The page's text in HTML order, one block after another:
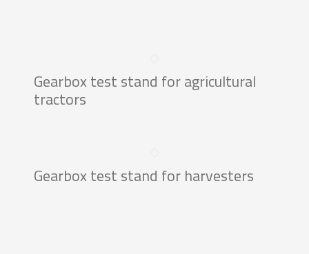
Gearbox test stand for agricultural
tractors
Gearbox test stand for harvesters